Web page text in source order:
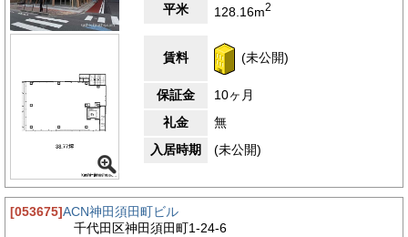
平米
128.16m2
賃料 (未公開)
保証金
10ヶ月
礼金
無
入居時期
(未公開)
[053675]ACN神田須田町ビル
千代田区神田須田町1-24-6